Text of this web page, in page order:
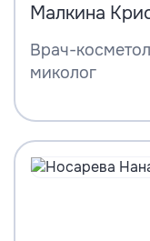
Малкина
Врач-
миколог